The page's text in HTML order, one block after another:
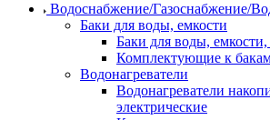
Водоснабжение/Газоснабжение/
Баки для воды, емкости
Баки для воды,
Комплектующие к
Водонагреватели
Водонагреватели
электрические